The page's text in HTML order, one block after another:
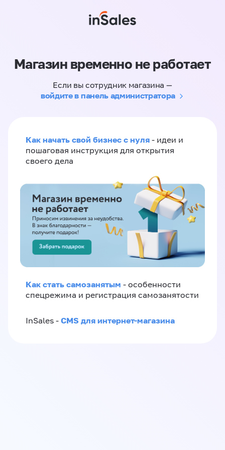
Магазин временно не работает
Если вы сотрудник магазина —
войдите в панель администратора
Как начать свой бизнес с нуля - идеи и
пошаговая инструкция для открытия
своего дела
Как стать самозанятым - особенности
спецрежима и регистрация самозанятости
InSales - CMS для интернет-магазина